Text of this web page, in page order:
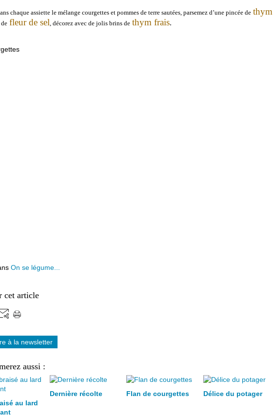
chaque assiette le mélange courgettes et pommes de terre sautées, parsemez d’une pincée de thym
fleur de sel , décorez avec de jolis brins de thym frais.
On se légume...
cet article
à la newsletter
aussi :
au lard
Dernière récolte Flan de courgettes Délice du potager